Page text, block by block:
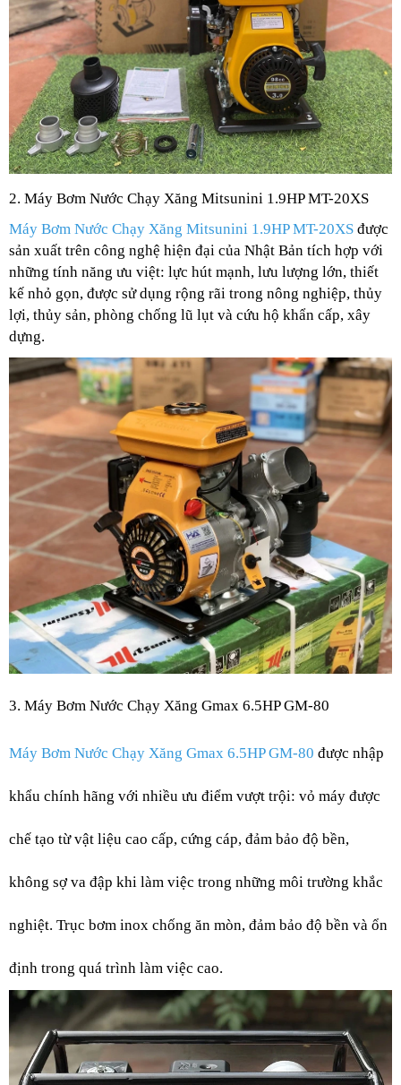
2. Máy Bơm Nước Chạy Xăng Mitsunini 1.9HP MT-20XS
Máy Bơm Nước Chạy Xăng Mitsunini 1.9HP MT-20XS được
sản xuất trên công nghệ hiện đại của Nhật Bản tích hợp với
những tính năng ưu việt: lực hút mạnh, lưu lượng lớn, thiết
kế nhỏ gọn, được sử dụng rộng rãi trong nông nghiệp, thủy
lợi, thủy sản, phòng chống lũ lụt và cứu hộ khẩn cấp, xây
dựng.
3. Máy Bơm Nước Chạy Xăng Gmax 6.5HP GM-80
Máy Bơm Nước Chạy Xăng Gmax 6.5HP GM-80 được nhập
khẩu chính hãng với nhiều ưu điểm vượt trội: vỏ máy được
chế tạo từ vật liệu cao cấp, cứng cáp, đảm bảo độ bền,
không sợ va đập khi làm việc trong những môi trường khắc
nghiệt. Trục bơm inox chống ăn mòn, đảm bảo độ bền và ổn
định trong quá trình làm việc cao.